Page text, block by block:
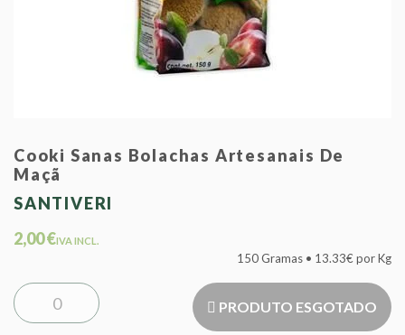
Cooki Sanas Bolachas Artesanais De
Maçã
SANTIVERI
2,00 €IVA INCL.
150 Gramas • 13.33€ por Kg
PRODUTO ESGOTADO